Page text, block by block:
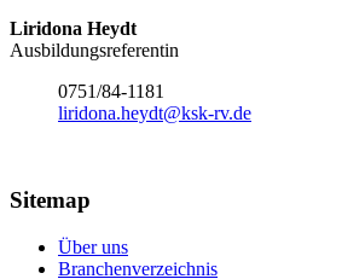
Nutzung des Service
zu, um dieses Video
anzusehen.
Akzeptieren
Powered by
Liridona Heydt
Ausbildungsreferentin
0751/84-1181
liridona.heydt@ksk-rv.de
Sitemap
Über uns
Branchenverzeichnis